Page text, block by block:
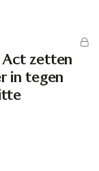
zetten
in tegen